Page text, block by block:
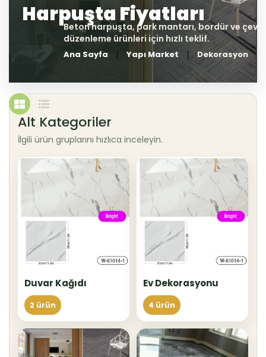
Ana Sayfa Yapı Market Dekorasyon
Alt Kategoriler
İlgili ürün gruplarını hızlıca inceleyin.
Duvar Kağıdı
2 ürün
Ev Dekorasyonu
4 ürün